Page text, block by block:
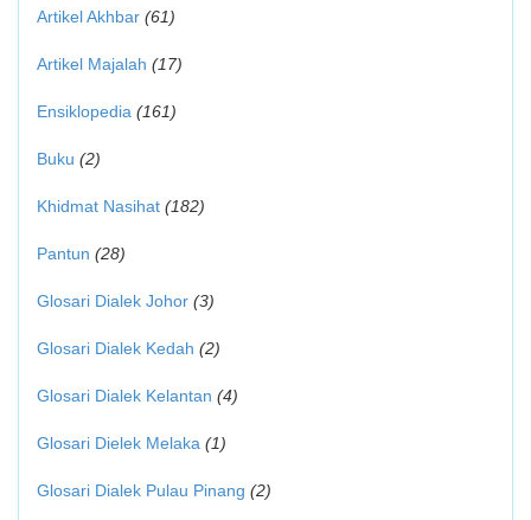
Artikel Akhbar (61)
Artikel Majalah (17)
Ensiklopedia (161)
Buku (2)
Khidmat Nasihat (182)
Pantun (28)
Glosari Dialek Johor (3)
Glosari Dialek Kedah (2)
Glosari Dialek Kelantan (4)
Glosari Dielek Melaka (1)
Glosari Dialek Pulau Pinang (2)